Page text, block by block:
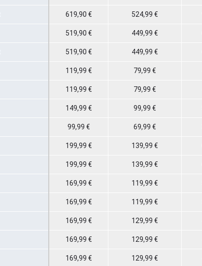
619,90 € 524,99 €
519,90 € 449,99 €
519,90 € 449,99 €
119,99 € 79,99 €
119,99 € 79,99 €
149,99 € 99,99 €
99,99 € 69,99 €
199,99 € 139,99 €
199,99 € 139,99 €
169,99 € 119,99 €
169,99 € 119,99 €
169,99 € 129,99 €
169,99 € 129,99 €
169,99 € 129,99 €